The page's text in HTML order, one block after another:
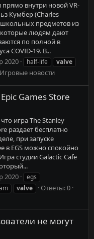
внутри новой VR-
Кумбер (Charles
предметов из
людям дают
по полной в
COVID-19. В...
2020 half-life
valve
Игровые новости
Games Store
игра The Stanley
раздает бесплатно
при запуске
в EGS можно спокойно
студии Galactic Cafe
2020
egs
valve
Ответы: 0
не могут